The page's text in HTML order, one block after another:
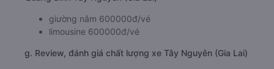
f. Giá vé giá xe khách đi Pleiku - Gia Lai từ Quảng Trạch -